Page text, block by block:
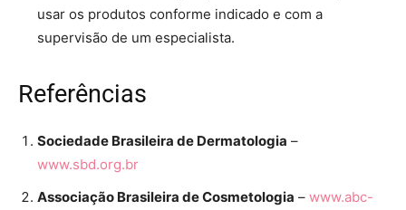
usar os produtos conforme indicado e com a
supervisão de um especialista.
Referências
Sociedade Brasileira de Dermatologia –
www.sbd.org.br
Associação Brasileira de Cosmetologia – www.abc-